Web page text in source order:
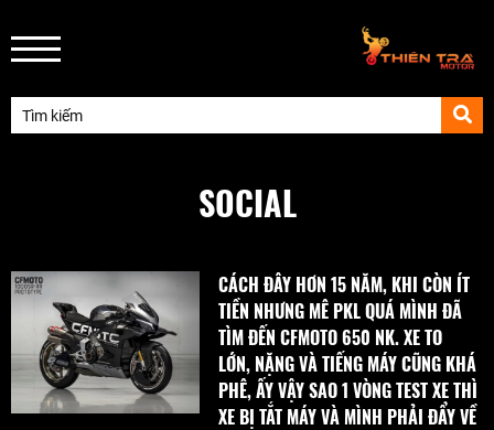
SOCIAL
CÁCH ĐÂY HƠN 15 NĂM, KHI CÒN ÍT
TIỀN NHƯNG MÊ PKL QUÁ MÌNH ĐÃ
TÌM ĐẾN CFMOTO 650 NK. XE TO
LỚN, NẶNG VÀ TIẾNG MÁY CŨNG KHÁ
PHÊ, ẤY VẬY SAO 1 VÒNG TEST XE THÌ
XE BỊ TẮT MÁY VÀ MÌNH PHẢI ĐẨY VỀ